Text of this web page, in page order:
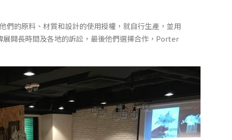
的原料、材質和設計的使用授權，就自行生產，並用
開長時間及各地的訴訟，最後他們選擇合作，Porter